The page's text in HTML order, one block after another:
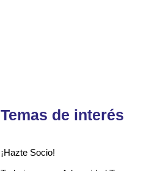
Temas de interés
¡Hazte Socio!